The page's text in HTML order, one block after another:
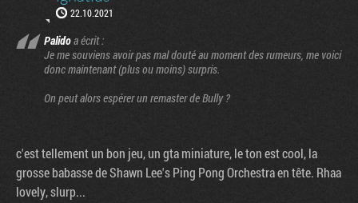
22.10.2021
Palidoa écrit :
Je me souviens avoir pas mal douté au moment des rumeurs, me voici
donc maintenant (plus ou moins) surpris.
On peut alors espérer un remaster de Bully ?
c'est tellement un bon jeu, un gta miniature, le ton est cool, la
grosse babasse de Shawn Lee's Ping Pong Orchestra en tête. Rhaa
lovely, slurp...